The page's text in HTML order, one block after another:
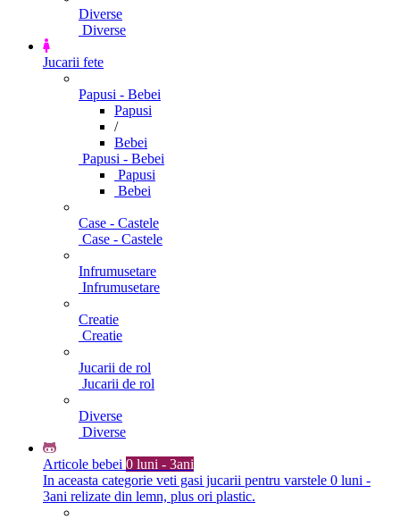
Diverse
Diverse
Jucarii fete
Papusi - Bebei
Papusi
/
Bebei
Papusi - Bebei
Papusi
Bebei
Case - Castele
Case - Castele
Infrumusetare
Infrumusetare
Creatie
Creatie
Jucarii de rol
Jucarii de rol
Diverse
Diverse
Articole bebei 0 luni - 3ani
In aceasta categorie veti gasi jucarii pentru varstele 0 luni -
3ani relizate din lemn, plus ori plastic.